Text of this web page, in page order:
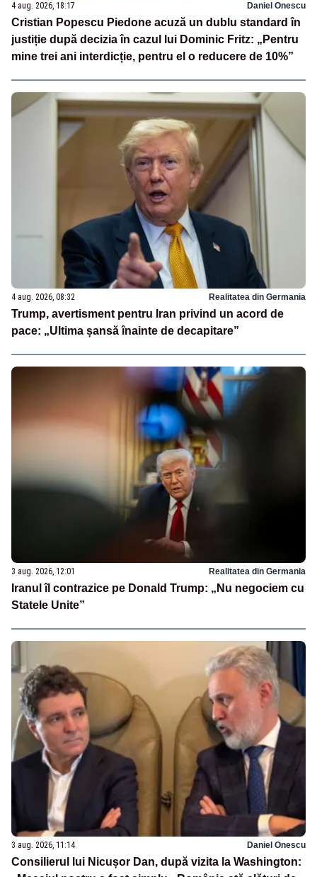
4 aug. 2026, 18:17 Daniel Onescu
Cristian Popescu Piedone acuză un dublu standard în
justiție după decizia în cazul lui Dominic Fritz: „Pentru
mine trei ani interdicție, pentru el o reducere de 10%”
4 aug. 2026, 08:32 Realitatea din Germania
Trump, avertisment pentru Iran privind un acord de
pace: „Ultima șansă înainte de decapitare”
3 aug. 2026, 12:01 Realitatea din Germania
Iranul îl contrazice pe Donald Trump: „Nu negociem cu
Statele Unite”
3 aug. 2026, 11:14 Daniel Onescu
Consilierul lui Nicușor Dan, după vizita la Washington: